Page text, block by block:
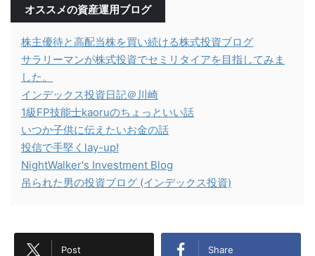
オススメの資産運用ブログ
株主優待と高配当株を買い続ける株式投資ブログ
サラリーマンが株式投資でセミリタイアを目指してみま
した。
インデックス投資日記＠川崎
1級FP技能士kaoruのちょっといい話
いつか子供に伝えたいお金の話
投信で手堅くlay-up!
NightWalker's Investment Blog
吊られた男の投資ブログ (インデックス投資)
Post Share